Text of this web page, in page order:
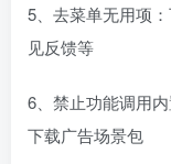
5、去菜单无用项
见反馈等
6、禁止功能调用
下载广告场景包